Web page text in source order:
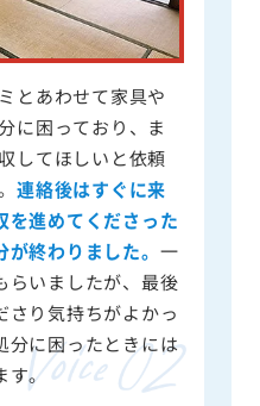
とあわせて家具や
に困っており、ま
してほしいと依頼
連絡後はすぐに来
を進めてくださった
が終わりました。 一
らいましたが、最後
り気持ちがよかっ
分に困ったときには
。